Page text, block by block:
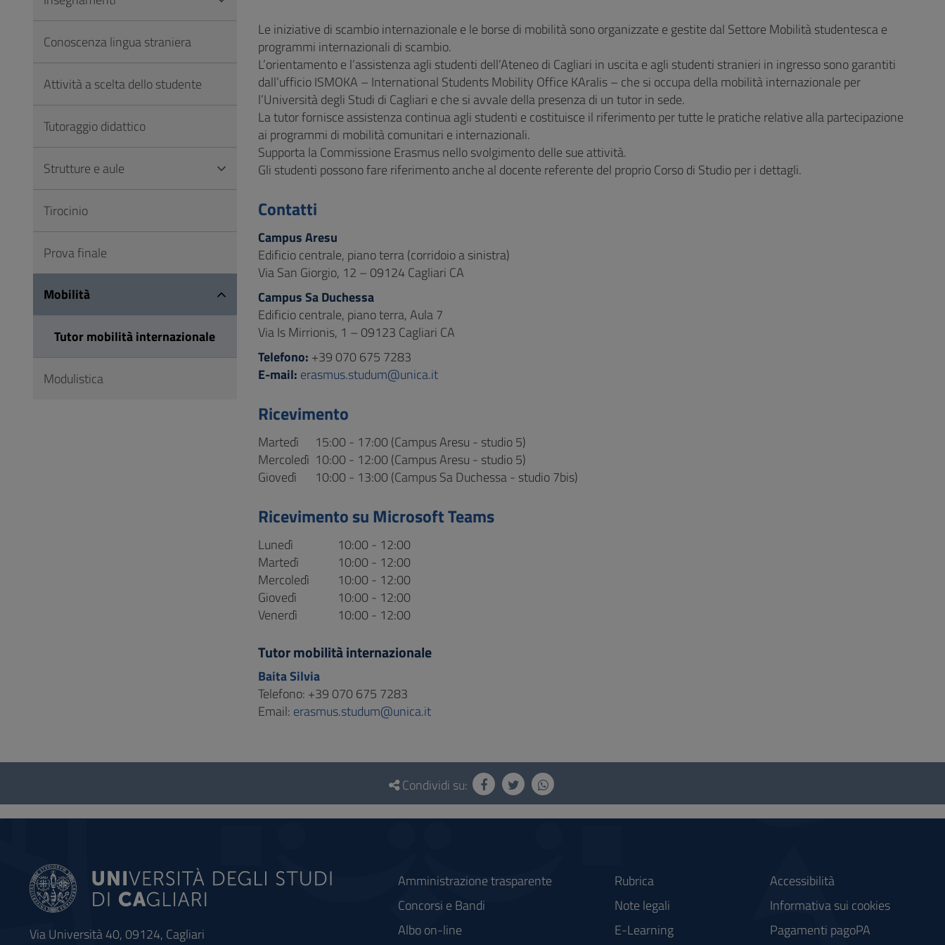
Footer
Le iniziative di scambio internazionale e le borse di mobilità sono organizzate e gestite dal Settore Mobilità studentesca e
programmi internazionali di scambio.
L’orientamento e l’assistenza agli studenti dell’Ateneo di Cagliari in uscita e agli studenti stranieri in ingresso sono garantiti
dall’ufficio ISMOKA – International Students Mobility Office KAralis – che si occupa della mobilità internazionale per
l’Università degli Studi di Cagliari e che si avvale della presenza di un tutor in sede.
La tutor fornisce assistenza continua agli studenti e costituisce il riferimento per tutte le pratiche relative alla partecipazione
ai programmi di mobilità comunitari e internazionali.
Supporta la Commissione Erasmus nello svolgimento delle sue attività.
Gli studenti possono fare riferimento anche al docente referente del proprio Corso di Studio per i dettagli.
Contatti
Campus Aresu
Edificio centrale, piano terra (corridoio a sinistra)
Via San Giorgio, 12 – 09124 Cagliari CA
Campus Sa Duchessa
Edificio centrale, piano terra, Aula 7
Via Is Mirrionis, 1 – 09123 Cagliari CA
Telefono: +39 070 675 7283
E-mail: erasmus.studum@unica.it
Ricevimento
Martedì
15:00 - 17:00 (Campus Aresu - studio 5)
Mercoledì 10:00 - 12:00 (Campus Aresu - studio 5)
Giovedì
10:00 - 13:00 (Campus Sa Duchessa - studio 7bis)
Ricevimento su Microsoft Teams
Lunedì
10:00 - 12:00
Martedì
10:00 - 12:00
Mercoledì
10:00 - 12:00
Giovedì
10:00 - 12:00
Venerdì
10:00 - 12:00
Tutor mobilità internazionale
Baita Silvia
Telefono: +39 070 675 7283
Email: erasmus.studum@unica.it
Conoscenza lingua straniera
Attività a scelta dello studente
Tutoraggio didattico
Strutture e aule
Tirocinio
Prova finale
Mobilità
Tutor mobilità internazionale
Modulistica
Questionario
social
Condividi su:
Via Università 40, 09124, Cagliari
Amministrazione trasparente
Concorsi e Bandi
Albo on-line
Rubrica
Note legali
E-Learning
Accessibilità
Informativa sui cookies
Pagamenti pagoPA